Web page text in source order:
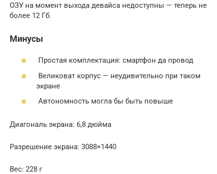
ОЗУ на момент выхода девайса недоступны — теперь не
более 12 Гб.
Минусы
Простая комплектация: смартфон да провод
Великоват корпус — неудивительно при таком
экране
Автономность могла бы быть повыше
Диагональ экрана: 6,8 дюйма
Разрешение экрана: 3088×1440
Вес: 228 г